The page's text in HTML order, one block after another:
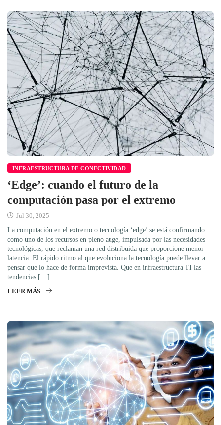
INFRAESTRUCTURA DE CONECTIVIDAD
‘Edge’: cuando el futuro de la
computación pasa por el extremo
Jul 30, 2025
La computación en el extremo o tecnología ‘edge’ se está confirmando
como uno de los recursos en pleno auge, impulsada por las necesidades
tecnológicas, que reclaman una red distribuida que proporcione menor
latencia. El rápido ritmo al que evoluciona la tecnología puede llevar a
pensar que lo hace de forma imprevista. Que en infraestructura TI las
tendencias […]
LEER MÁS